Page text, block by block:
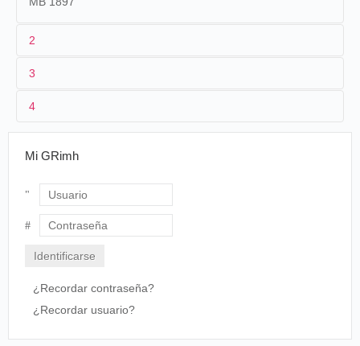
2
1
2
3
02/06/1896-05/06/1896
4
France
3
14/06/1896
4
Mi GRimh
Usuario
¿Recordar contraseña?
¿Recordar usuario?